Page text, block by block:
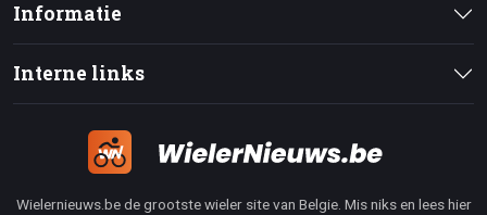
Informatie
Interne links
Wielernieuws.be de grootste wieler site van Belgie. Mis niks en lees hier